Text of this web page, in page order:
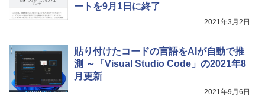
ートを9月1日に終了
2021年3月2日
貼り付けたコードの言語をAIが自動で推
測 ～「Visual Studio Code」の2021年8
月更新
2021年9月6日